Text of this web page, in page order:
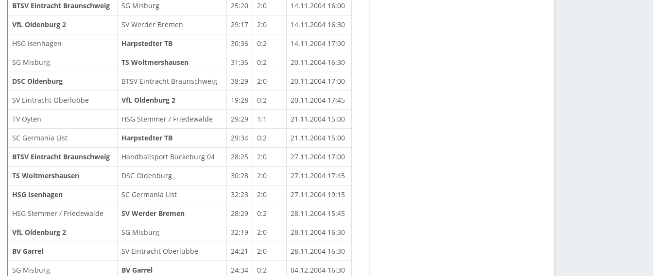
BTSV Eintracht Braunschweig SG Misburg 25:20 2:0 14.11.2004 16:00
VfL Oldenburg 2 SV Werder Bremen 29:17 2:0 14.11.2004 16:30
HSG Isenhagen Harpstedter TB 30:36 0:2 14.11.2004 17:00
SG Misburg TS Woltmershausen 31:35 0:2 20.11.2004 16:30
DSC Oldenburg BTSV Eintracht Braunschweig 38:29 2:0 20.11.2004 17:00
SV Eintracht Oberlübbe VfL Oldenburg 2 19:28 0:2 20.11.2004 17:45
TV Oyten HSG Stemmer / Friedewalde 29:29 1:1 21.11.2004 15:00
SC Germania List Harpstedter TB 29:34 0:2 21.11.2004 15:00
BTSV Eintracht Braunschweig Handballsport Bückeburg 04 28:25 2:0 27.11.2004 17:00
TS Woltmershausen DSC Oldenburg 30:28 2:0 27.11.2004 17:45
HSG Isenhagen SC Germania List 32:23 2:0 27.11.2004 19:15
HSG Stemmer / Friedewalde SV Werder Bremen 28:29 0:2 28.11.2004 15:45
VfL Oldenburg 2 SG Misburg 32:19 2:0 28.11.2004 16:30
BV Garrel SV Eintracht Oberlübbe 24:21 2:0 28.11.2004 16:30
SG Misburg BV Garrel 24:34 0:2 04.12.2004 16:30